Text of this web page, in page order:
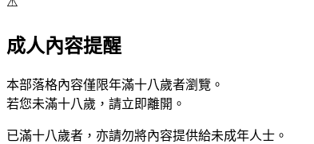
成人內容提醒
本部落格內容僅限年滿十八歲者瀏覽。
若您未滿十八歲，請立即離開。
已滿十八歲者，亦請勿將內容提供給未成年人士。